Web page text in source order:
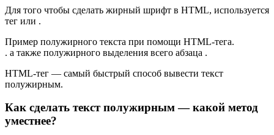
Для того чтобы сделать жирный шрифт в HTML, используется
тег или .
Пример полужирного текста при помощи HTML-тега.
. а также полужирного выделения всего абзаца .
HTML-тег — самый быстрый способ вывести текст
полужирным.
Как сделать текст полужирным — какой метод
уместнее?